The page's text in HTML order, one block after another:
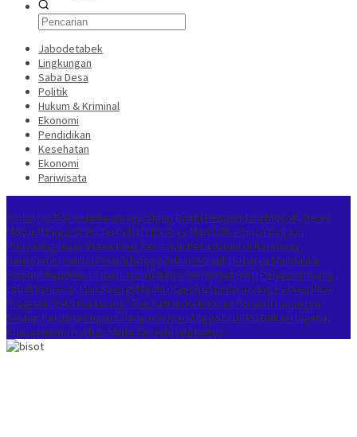
Jabodetabek
Lingkungan
Saba Desa
Politik
Hukum & Kriminal
Ekonomi
Pendidikan
Kesehatan
Ekonomi
Pariwisata
Satlantas Polresta Karawang Sigap Bantu Pengendara Mogok, Derek
Motor Hingga SPBU Terdekat LBH Arya Mandalika Sorot Dugaan
Penyalahgunaan Wewenang Perizinan Perumahan di Karawang,
Berpotensi Sanksi Pidana hingga Administratif LBH Arya Mandalika
Sambut Kapolresta Baru: Harap Bawa Semangat Baru Pelayanan yang
Lebih Humanis Jalin Sinergi Media, Kapolresta Karawang Perkenalkan
Program “GAS Karawang” Tingkatkan Kehadiran Polisi di Lapangan
Sidang Perdana Dugaan Penganiayaan Anggota DPRD Bekasi Digelar,
Kuasa Hukum Korban Minta Tak Ada Intervensi